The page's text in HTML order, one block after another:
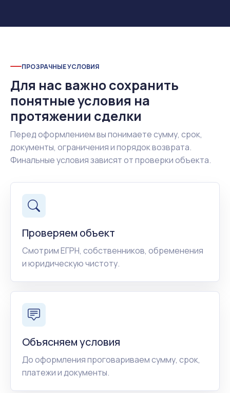
ПРОЗРАЧНЫЕ УСЛОВИЯ
Для нас важно сохранить
понятные условия на
протяжении сделки
Перед оформлением вы понимаете сумму, срок,
документы, ограничения и порядок возврата.
Финальные условия зависят от проверки объекта.
Проверяем объект
Смотрим ЕГРН, собственников, обременения
и юридическую чистоту.
Объясняем условия
До оформления проговариваем сумму, срок,
платежи и документы.